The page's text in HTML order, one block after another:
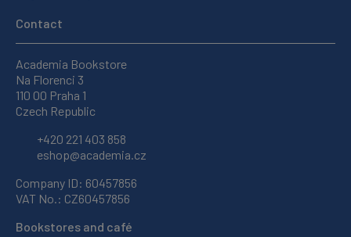
Contact
Academia Bookstore
Na Florenci 3
110 00 Praha 1
Czech Republic
+420 221 403 858
eshop@academia.cz
Company ID: 60457856
VAT No.: CZ60457856
Bookstores and café